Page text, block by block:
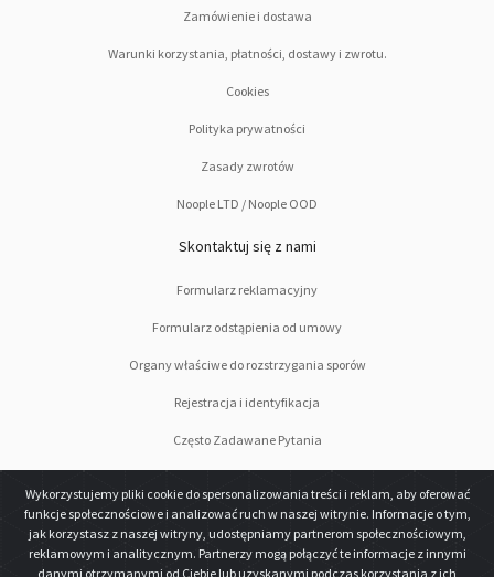
Zamówienie i dostawa
Warunki korzystania, płatności, dostawy i zwrotu.
Cookies
Polityka prywatności
Zasady zwrotów
Noople LTD / Noople OOD
Skontaktuj się z nami
Formularz reklamacyjny
Formularz odstąpienia od umowy
Organy właściwe do rozstrzygania sporów
Rejestracja i identyfikacja
Często Zadawane Pytania
Wykorzystujemy pliki cookie do spersonalizowania treści i reklam, aby oferować
funkcje społecznościowe i analizować ruch w naszej witrynie. Informacje o tym,
jak korzystasz z naszej witryny, udostępniamy partnerom społecznościowym,
reklamowym i analitycznym. Partnerzy mogą połączyć te informacje z innymi
danymi otrzymanymi od Ciebie lub uzyskanymi podczas korzystania z ich